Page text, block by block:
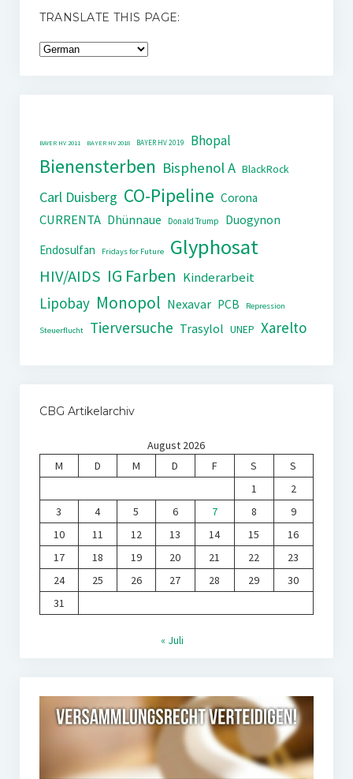
TRANSLATE THIS PAGE:
BAYER HV 2011 BAYER HV 2018 BAYER HV 2019 Bhopal
Bienensterben Bisphenol A BlackRock
Carl Duisberg CO-Pipeline Corona
CURRENTA Dhünnaue Donald Trump
Duogynon
Endosulfan
Fridays for Future Glyphosat
HIV/AIDS IG Farben Kinderarbeit
Lipobay Monopol Nexavar PCB Repression
Steuerflucht Tierversuche Trasylol UNEP Xarelto
CBG Artikelarchiv
August 2026
M
D M D F S
S
1
2
3
4 5 6 7 8
9
10
11 12 13 14 15
16
17
18 19 20 21 22
23
24
25 26 27 28 29
30
31
« Juli